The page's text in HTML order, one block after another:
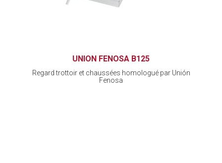
UNION FENOSA B125
Regard trottoir et chaussées homologué par Unión
Fenosa